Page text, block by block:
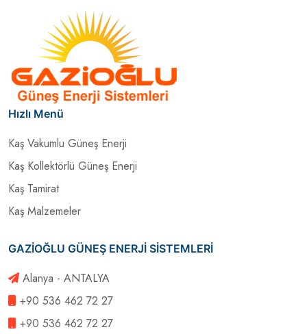
Hızlı Menü
Kaş Vakumlu Güneş Enerji
Kaş Kollektörlü Güneş Enerji
Kaş Tamirat
Kaş Malzemeler
GAZİOĞLU GÜNEŞ ENERJİ SİSTEMLERİ
Alanya - ANTALYA
+90 536 462 72 27
+90 536 462 72 27